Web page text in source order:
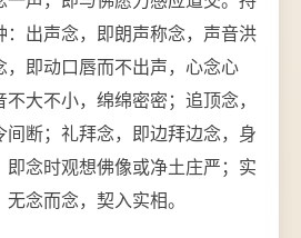
：出声念，即朗声称念，声音洪
，即动口唇而不出声，心念心
大不小，绵绵密密；追顶念，
间断；礼拜念，即边拜边念，身
即念时观想佛像或净土庄严；实
念而念，契入实相。